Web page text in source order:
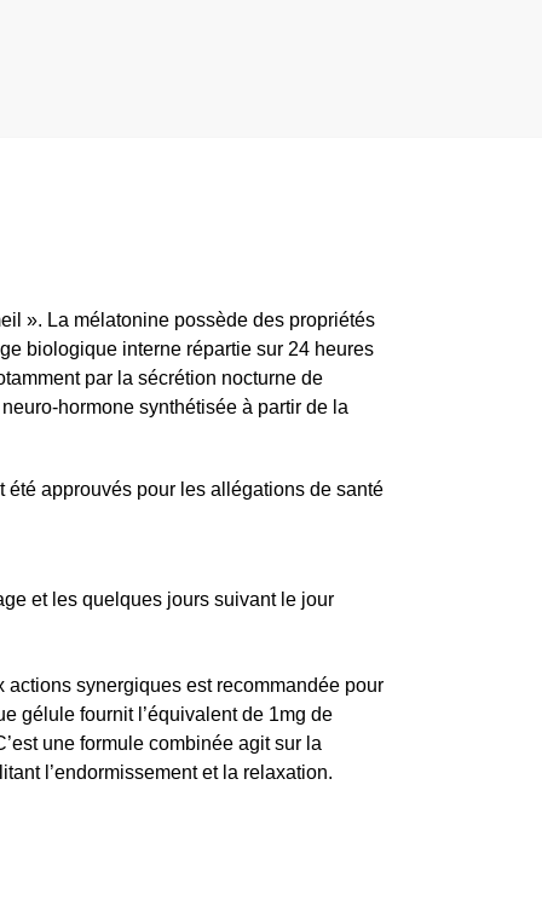
». La mélatonine possède des propriétés
biologique interne répartie sur 24 heures
par la sécrétion nocturne de
hormone synthétisée à partir de la
approuvés pour les allégations de santé
et les quelques jours suivant le jour
synergiques est recommandée pour
gélule fournit l’équivalent de 1mg de
une formule combinée agit sur la
l’endormissement et la relaxation.